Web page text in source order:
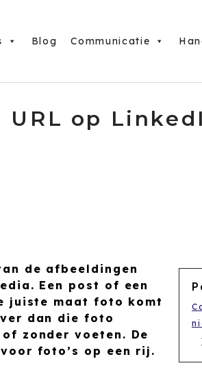
Blog Communicatie
op
de afbeeldingen
Een post of een
juiste maat foto komt
dan die foto
zonder voeten. De
foto’s op een rij.